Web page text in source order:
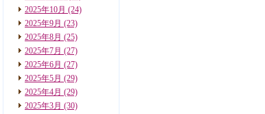
2025年10月 (24)
2025年9月 (23)
2025年8月 (25)
2025年7月 (27)
2025年6月 (27)
2025年5月 (29)
2025年4月 (29)
2025年3月 (30)